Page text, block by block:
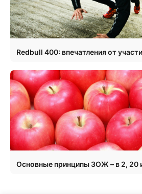
Redbull 400: впечатления от
Основные принципы ЗОЖ – в 2, 20